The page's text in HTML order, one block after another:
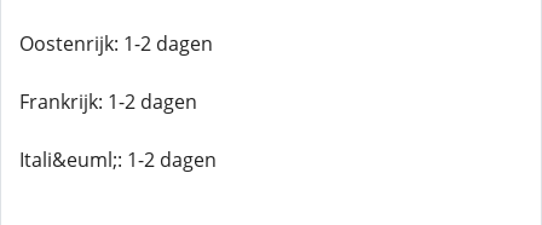
Oostenrijk: 1-2 dagen
Frankrijk: 1-2 dagen
Itali&euml;: 1-2 dagen